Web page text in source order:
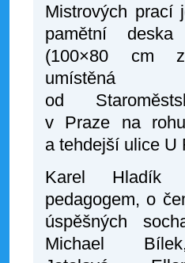
Mistrových prací
pamětní
(100×80 cm
od
v Praze na
a tehdejší ulice U
Karel Hladík
pedagogem, o
úspěšných
Michael